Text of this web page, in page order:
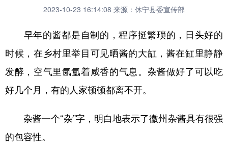
财经 网评
台湾 思客智库 全球连线 教育
科技 科创 量子 体育
文化 书画 健康 军事
访谈 视频 图片
法律 中央文件 金融 汽车
食品
2023-10-23 16:14:08 来源：休宁县委宣传部
早年的酱都是自制的，程序挺繁琐的，日头好的
时候，在乡村里举目可见晒酱的大缸，酱在缸里静静
发酵，空气里氤氲着咸香的气息。杂酱做好了可以吃
好几个月，有的人家顿顿都离不开。
杂酱一个“杂”字，明白地表示了徽州杂酱具有很强
的包容性。